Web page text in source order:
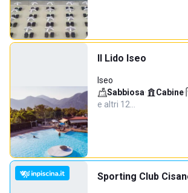
Il Lido Iseo
Iseo
Sabbiosa· Cabine·
e altri 12…
Sporting Club